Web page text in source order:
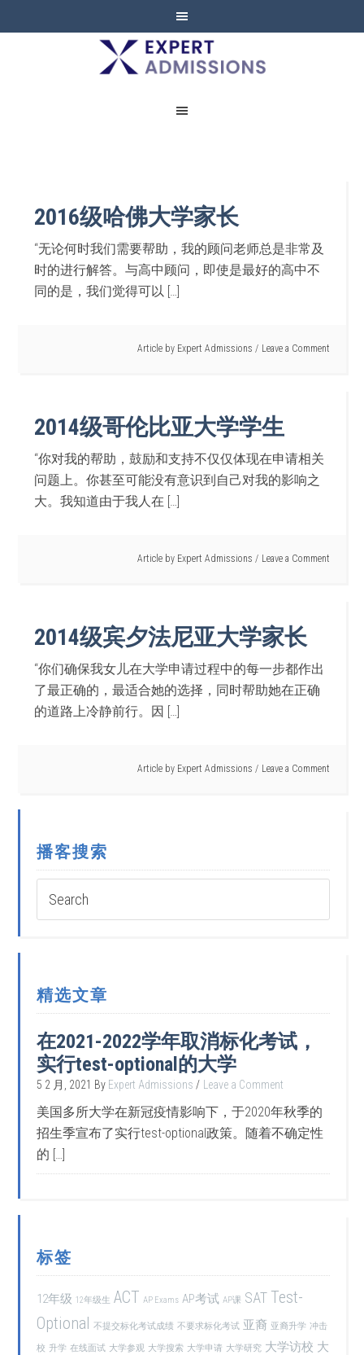
EXPERT
ADMISSIONS
2016级哈佛大学家长
“无论何时我们需要帮助，我的顾问老师总是非常及
时的进行解答。与高中顾问，即使是最好的高中不
同的是，我们觉得可以 […]
Article by Expert Admissions Leave a Comment
2014级哥伦比亚大学学生
“你对我的帮助，鼓励和支持不仅仅体现在申请相关
问题上。你甚至可能没有意识到自己对我的影响之
大。我知道由于我人在 […]
Article by Expert Admissions Leave a Comment
2014级宾夕法尼亚大学家长
“你们确保我女儿在大学申请过程中的每一步都作出
了最正确的，最适合她的选择，同时帮助她在正确
的道路上冷静前行。因 […]
Article by Expert Admissions Leave a Comment
播客搜索
精选文章
在2021-2022学年取消标化考试，
实行test-optional的大学
5 2 月, 2021 By Expert Admissions Leave a Comment
美国多所大学在新冠疫情影响下，于2020年秋季的
招生季宣布了实行test-optional政策。随着不确定性
的 […]
标签
12年级 12年级生 ACT AP Exams AP考试 AP课 SAT Test-
Optional 不提交标化考试成绩 不要求标化考试 亚裔 亚裔升学 冲击
校 升学 在线面试 大学参观 大学搜索 大学申请 大学研究 大学访校 大